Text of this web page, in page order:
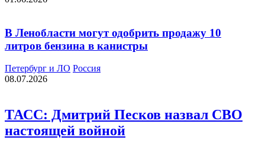
В Ленобласти могут одобрить продажу 10
литров бензина в канистры
Петербург и ЛО Россия
08.07.2026
ТАСС: Дмитрий Песков назвал СВО
настоящей войной